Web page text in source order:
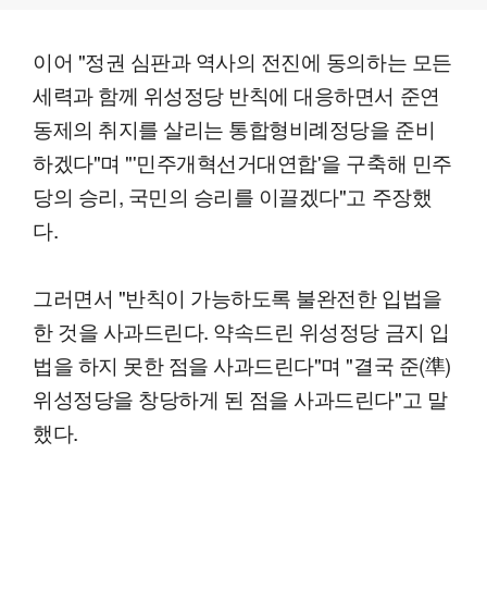
이어 "정권 심판과 역사의 전진에 동의하는 모든
세력과 함께 위성정당 반칙에 대응하면서 준연
동제의 취지를 살리는 통합형비례정당을 준비
하겠다"며 "'민주개혁선거대연합'을 구축해 민주
당의 승리, 국민의 승리를 이끌겠다"고 주장했
다.
그러면서 "반칙이 가능하도록 불완전한 입법을
한 것을 사과드린다. 약속드린 위성정당 금지 입
법을 하지 못한 점을 사과드린다"며 "결국 준(準)
위성정당을 창당하게 된 점을 사과드린다"고 말
했다.